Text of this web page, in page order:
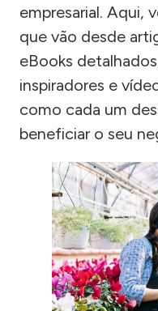
empresarial. Aqui,
que vão desde
eBooks
inspiradores e
como cada um
beneficiar o seu